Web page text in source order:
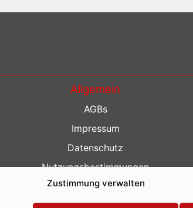
Zustimmung verwalten
Allgemein
AGBs
Impressum
Datenschutz
Nutzungsbestimmungen
Kontakt